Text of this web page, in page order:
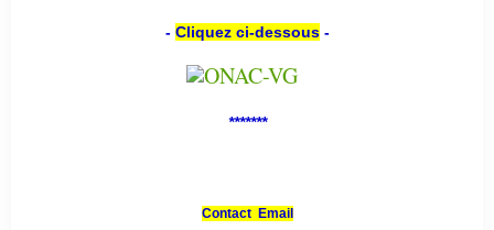
- Cliquez ci-dessous-
*******
Contact Email